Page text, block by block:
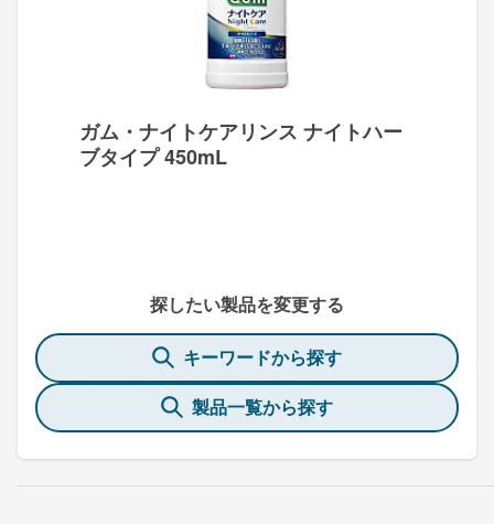
ガム・ナイトケアリンス ナイトハー
ブタイプ 450mL
探したい製品を変更する
キーワードから探す
製品一覧から探す